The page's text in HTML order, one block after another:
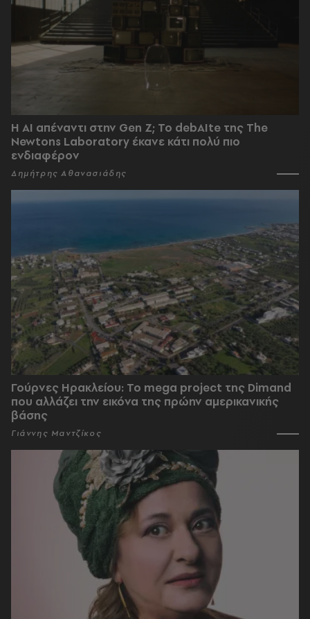
Η AI απέναντι στην Gen Z; Το debAIte της The
Newtons Laboratory έκανε κάτι πολύ πιο
ενδιαφέρον
Δημήτρης Αθανασιάδης
Γούρνες Ηρακλείου: To mega project της Dimand
που αλλάζει την εικόνα της πρώην αμερικανικής
βάσης
Γιάννης Μαντζίκος